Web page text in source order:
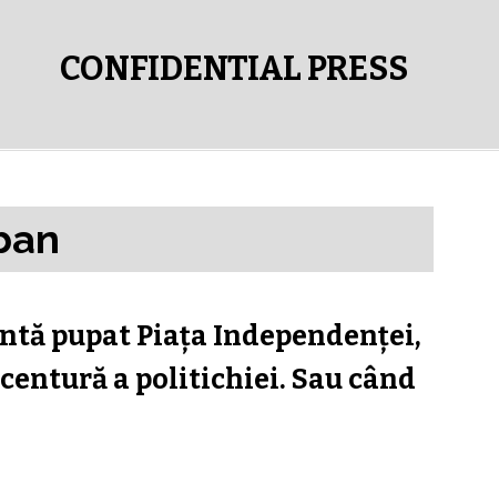
CONFIDENTIAL PRESS
pupat Piaţa Independenţei,
a politichiei. Sau când